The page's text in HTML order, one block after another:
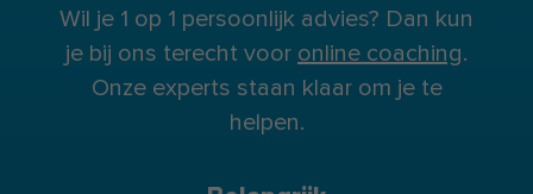
Wil je 1 op 1 persoonlijk advies? Dan kun
je bij ons terecht voor online coaching.
Onze experts staan klaar om je te
helpen.